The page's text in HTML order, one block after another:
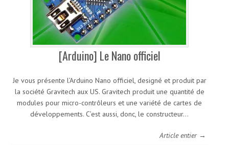
[Arduino] Le Nano officiel
Je vous présente l’Arduino Nano officiel, designé et produit par
la société Gravitech aux US. Gravitech produit une quantité de
modules pour micro-contrôleurs et une variété de cartes de
développements. C’est aussi, donc, le constructeur…
Article entier →